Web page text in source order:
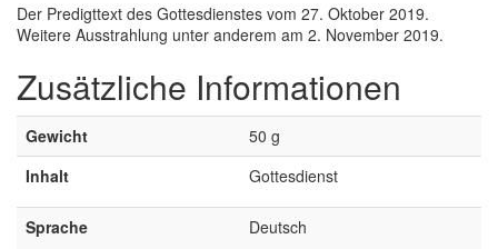
Der Predigttext des Gottesdienstes vom 27. Oktober 2019.
Weitere Ausstrahlung unter anderem am 2. November 2019.
Zusätzliche Informationen
Gewicht
50 g
Inhalt
Gottesdienst
Sprache Deutsch